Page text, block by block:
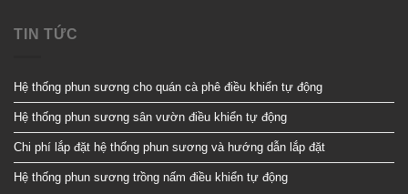
TIN TỨC
Hệ thống phun sương cho quán cà phê điều khiển tự động
Hệ thống phun sương sân vườn điều khiển tự động
Chi phí lắp đặt hệ thống phun sương và hướng dẫn lắp đặt
Hệ thống phun sương trồng nấm điều khiển tự động